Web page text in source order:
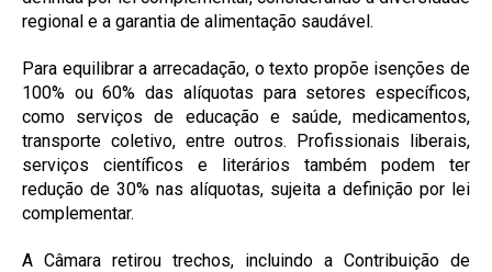
regional e a garantia de alimentação saudável.
Para equilibrar a arrecadação, o texto propõe isenções de
100% ou 60% das alíquotas para setores específicos,
como serviços de educação e saúde, medicamentos,
transporte coletivo, entre outros. Profissionais liberais,
serviços científicos e literários também podem ter
redução de 30% nas alíquotas, sujeita a definição por lei
complementar.
A Câmara retirou trechos, incluindo a Contribuição de